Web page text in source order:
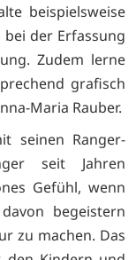
beispielsweise
bei der Erfassung
Zudem lerne
grafisch
Maria Rauber.
seinen Ranger-
seit Jahren
Gefühl, wenn
begeistern
zu machen. Das